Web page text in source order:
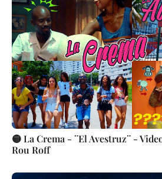
🟡 La Crema - ¨El Avestruz¨ -
Rou Roff